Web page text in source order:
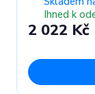
Ihned k
2 022 Kč